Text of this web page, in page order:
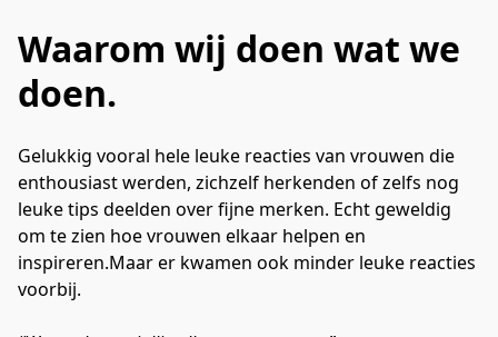
Waarom wij doen wat we
doen.
Gelukkig vooral hele leuke reacties van vrouwen die
enthousiast werden, zichzelf herkenden of zelfs nog
leuke tips deelden over fijne merken. Echt geweldig
om te zien hoe vrouwen elkaar helpen en
inspireren.Maar er kwamen ook minder leuke reacties
voorbij.